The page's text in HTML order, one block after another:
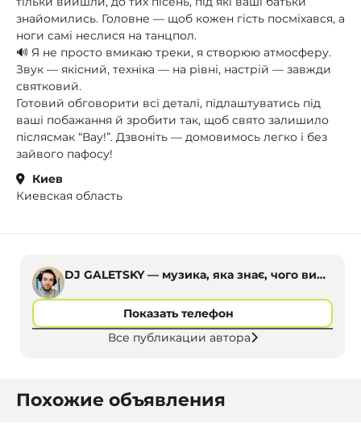
знайомились. Головне — щоб кожен гість посміхався, а
ноги самі неслися на танцпол.
🔊 Я не просто вмикаю треки, я створюю атмосферу.
Звук — якісний, техніка — на рівні, настрій — завжди
святковий.
Готовий обговорити всі деталі, підлаштуватись під
ваші побажання й зробити так, щоб свято залишило
післясмак “Вау!”. Дзвоніть — домовимось легко і без
зайвого пафосу!
Киев
Киевская область
DJ GALETSKY — музика, яка знає, чого ви
Показать телефон
Все публикации автора
Похожие объявления